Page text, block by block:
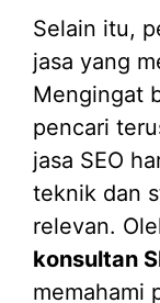
Selain itu,
jasa yang
Mengingat
pencari
jasa SEO
teknik dan
relevan.
konsultan
memahami